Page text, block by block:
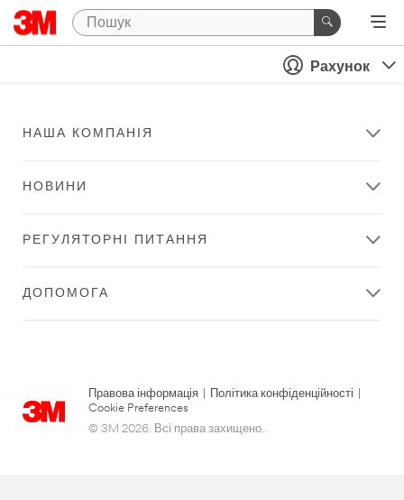
Рахунок
НАША КОМПАНІЯ
НОВИНИ
РЕГУЛЯТОРНІ ПИТАННЯ
ДОПОМОГА
Правова інформація Політика конфіденційності
Cookie Preferences
© 3M 2026. Всі права захищено..